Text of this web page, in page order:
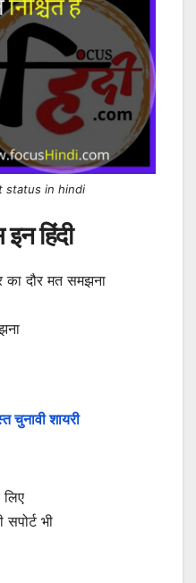
status in hindi
हिंदी
का दौर मत समझना
चुनावी शायरी
भी